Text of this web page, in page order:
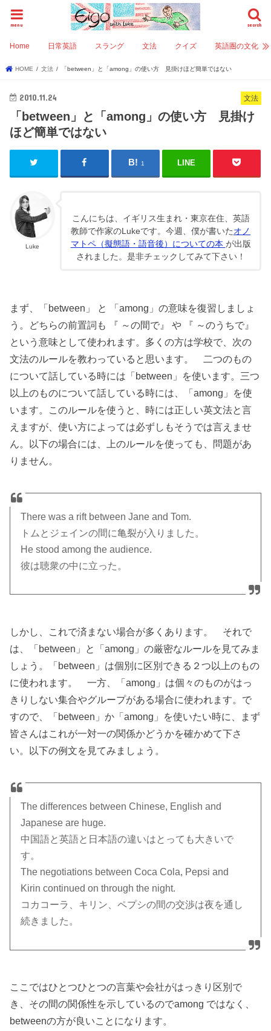
search
menu
Home 日常英語 スラング 文法 クイズ 英語圏の文化
HOME 文法 「between」と「among」の使い方 見掛けほど簡単ではない
文法
2010.11.24
「between」と「among」の使い方 見掛け
ほど簡単ではない
1 LINE
Luke
こんにちは、イギリス生まれ・東京在住、英語
教師で作家のLukeです。今週、僕が書いたオノ
マトペ（擬態語・語音後）についての本 が出版
されました。是非チェックしてみて下さい！
まず、「between」 と 「among」の意味を復習しましょ
う。どちらの前置詞も 『 ～の間で』 や 『 ～のうちで』
という意味として使われます。多くの方は学校で、次の
文法のルールを教わっていると思います。 二つのもの
について話している時には「between」を使います。三つ
以上のものについて話している時には、「among」を使
います。このルールを使うと、時には正しい英文法と言
えますが、使い方によっては必ずしもそうでは言えませ
ん。以下の場合には、上のルールを使っても、問題があ
りません。
There was a rift between Jane and Tom.
トムとジェインの間に亀裂が入りました。
He stood among the audience.
彼は聴衆の中に立った。
しかし、これで済まない場合が多くあります。 それで
は、「between」と「among」の厳密なルールを見てみま
しょう。「between」は個別に区別できる２つ以上のもの
に使われます。 一方、「among」は個々のものがはっ
きりしない集合やグループがある場合に使われます。で
すので、「between」か「among」を使いたい時に、まず
皆さんはこれが一対一の関係かどうかを確かめて下さ
い。以下の例文を見てみましょう。
The differences between Chinese, English and
Japanese are huge.
中国語と英語と日本語の違いはとっても大きいで
す。
The negotiations between Coca Cola, Pepsi and
Kirin continued on through the night.
コカコーラ、キリン、ペプシの間の交渉は夜を通し
続きました。
ここではひとつひとつの言葉や会社がはっきり区別で
き、その間の関係性を示しているのでamong ではなく、
betweenの方が良いことになります。